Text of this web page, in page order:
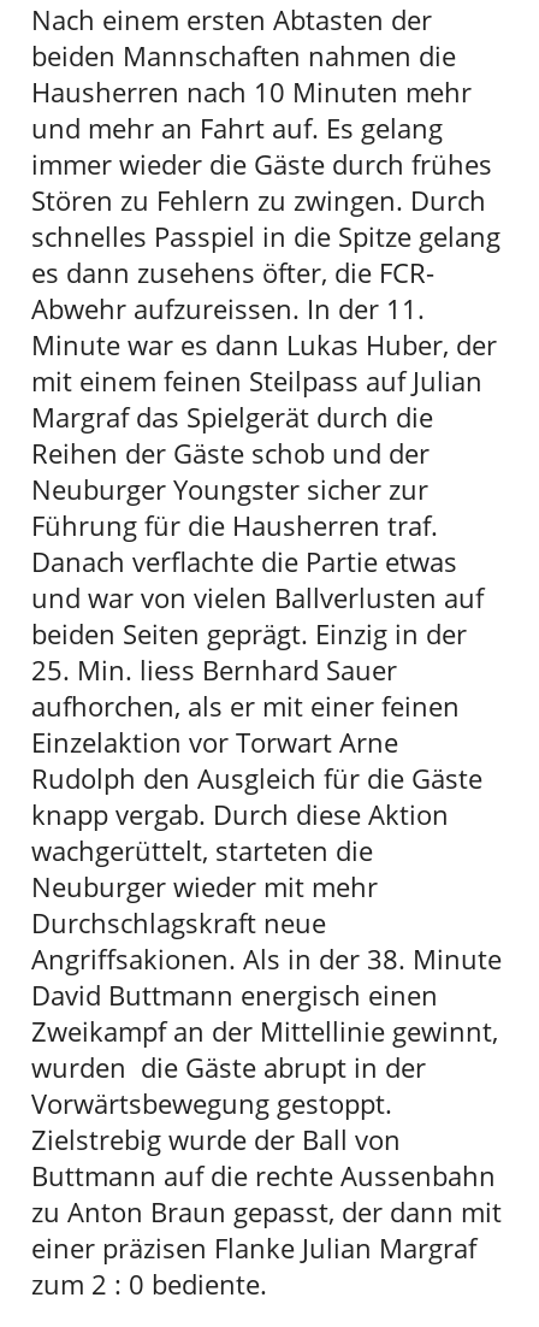
Nach einem ersten Abtasten der
beiden Mannschaften nahmen die
Hausherren nach 10 Minuten mehr
und mehr an Fahrt auf. Es gelang
immer wieder die Gäste durch frühes
Stören zu Fehlern zu zwingen. Durch
schnelles Passpiel in die Spitze gelang
es dann zusehens öfter, die FCR-
Abwehr aufzureissen. In der 11.
Minute war es dann Lukas Huber, der
mit einem feinen Steilpass auf Julian
Margraf das Spielgerät durch die
Reihen der Gäste schob und der
Neuburger Youngster sicher zur
Führung für die Hausherren traf.
Danach verflachte die Partie etwas
und war von vielen Ballverlusten auf
beiden Seiten geprägt. Einzig in der
25. Min. liess Bernhard Sauer
aufhorchen, als er mit einer feinen
Einzelaktion vor Torwart Arne
Rudolph den Ausgleich für die Gäste
knapp vergab. Durch diese Aktion
wachgerüttelt, starteten die
Neuburger wieder mit mehr
Durchschlagskraft neue
Angriffsakionen. Als in der 38. Minute
David Buttmann energisch einen
Zweikampf an der Mittellinie gewinnt,
wurden die Gäste abrupt in der
Vorwärtsbewegung gestoppt.
Zielstrebig wurde der Ball von
Buttmann auf die rechte Aussenbahn
zu Anton Braun gepasst, der dann mit
einer präzisen Flanke Julian Margraf
zum 2 : 0 bediente.